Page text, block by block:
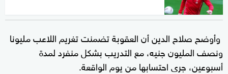
وأوضح صلاح الدين أن العقوبة تضمنت تغريم اللاعب مليونا
ونصف المليون جنيه، مع التدريب بشكل منفرد لمدة
أسبوعين، جرى احتسابها من يوم الواقعة.